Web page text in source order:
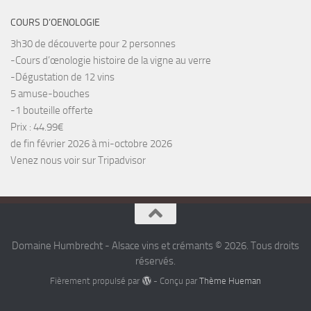
COURS D’OENOLOGIE
3h30 de découverte pour 2 personnes
-Cours d’œnologie histoire de la vigne au verre
-Dégustation de 12 vins
5 amuse-bouches
-1 bouteille offerte
Prix : 44.99€
de fin février 2026 à mi-octobre 2026
Venez nous voir sur Tripadvisor
Domaine Humbrecht - Alsace vins et crémants © 2026. Tous droits
réservés.
Fièrement propulsé par - Conçu par Thème Hueman